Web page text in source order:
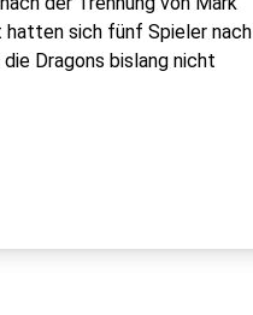
hatten sich fünf Spieler nach
Dragons bislang nicht